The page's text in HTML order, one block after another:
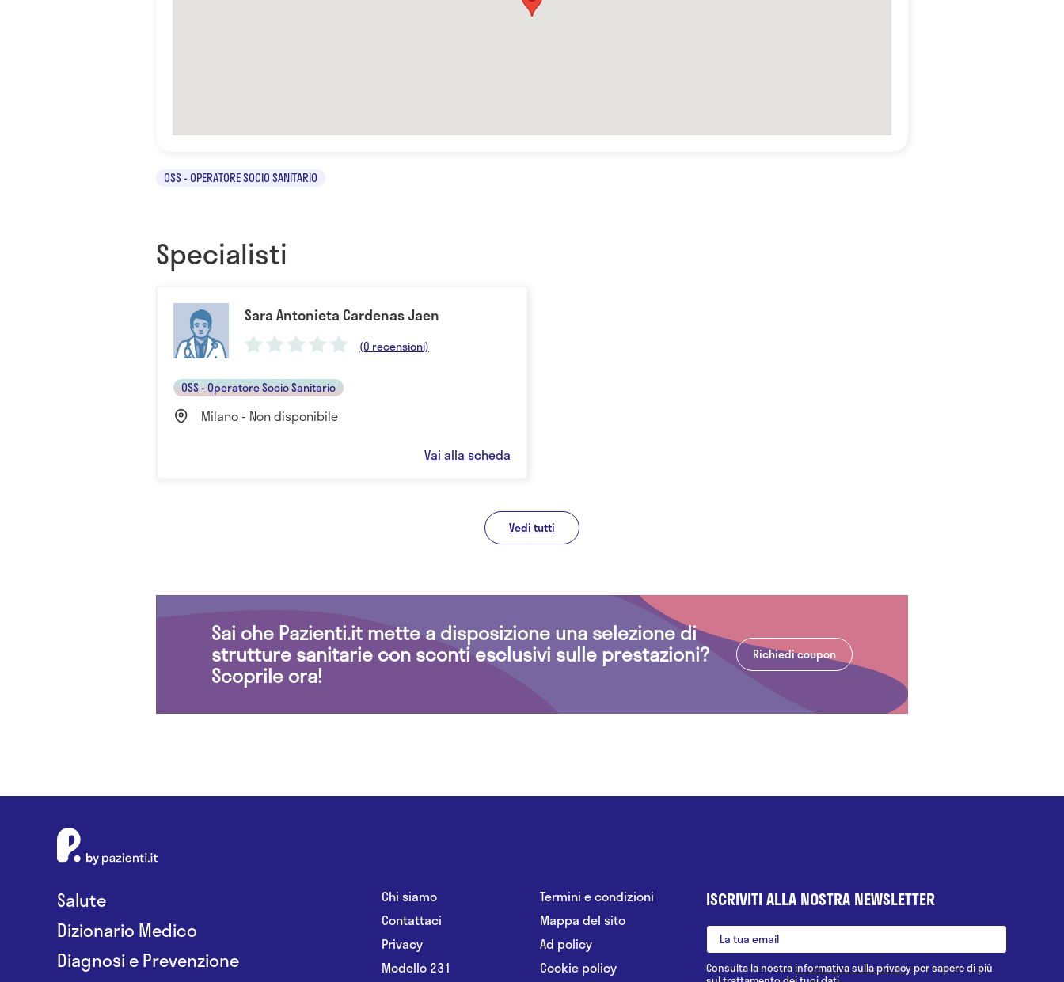
OSS - OPERATORE SOCIO SANITARIO
Specialisti
Sara Antonieta Cardenas Jaen
(0 recensioni)
OSS - Operatore Socio Sanitario
Milano - Non disponibile
Vai alla scheda
Vedi tutti
Sai che Pazienti.it mette a disposizione una selezione di
strutture sanitarie con sconti esclusivi sulle prestazioni?
Scoprile ora!
Richiedi coupon
Salute
Dizionario Medico
Diagnosi e Prevenzione
Chi siamo
Contattaci
Privacy
Modello 231
Termini e condizioni
Mappa del sito
Ad policy
Cookie policy
ISCRIVITI ALLA NOSTRA NEWSLETTER
Consulta la nostrainformativa sulla privacy per sapere di più